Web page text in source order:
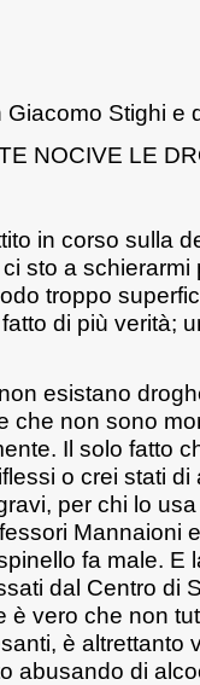
Stighi e
NOCIVE LE
in corso sulla
sto a schierarmi
troppo
di più verità;
esistano
che non sono
Il solo fatto
o crei stati
per chi lo
Mannaioni
fa male. E
dal Centro di
è vero che non
è altrettanto
abusando di